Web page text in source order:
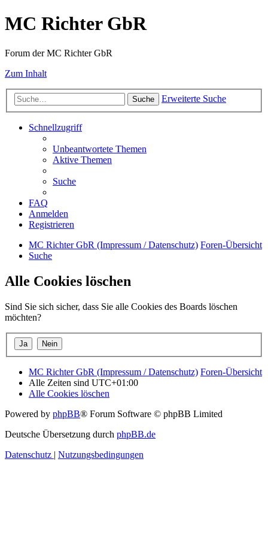
MC Richter GbR
Forum der MC Richter GbR
Zum Inhalt
Suche Erweiterte Suche
Schnellzugriff
Unbeantwortete Themen
Aktive Themen
Suche
FAQ
Anmelden
Registrieren
MC Richter GbR (Impressum / Datenschutz) Foren-Übersicht
Suche
Alle Cookies löschen
Sind Sie sich sicher, dass Sie alle Cookies des Boards löschen
möchten?
MC Richter GbR (Impressum / Datenschutz) Foren-Übersicht
Alle Zeiten sind UTC+01:00
Alle Cookies löschen
Powered by phpBB® Forum Software © phpBB Limited
Deutsche Übersetzung durch phpBB.de
Datenschutz | Nutzungsbedingungen